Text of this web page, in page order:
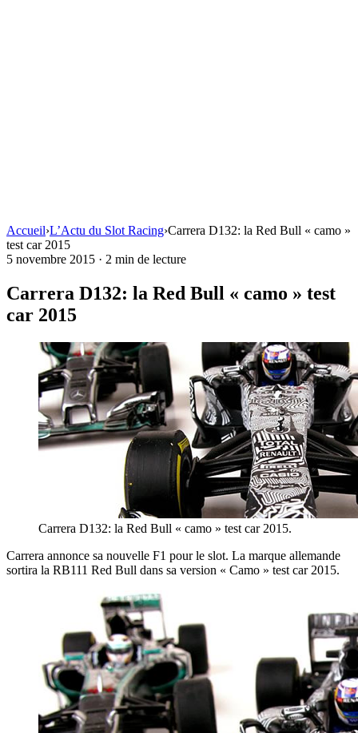
Accueil›L’Actu du Slot Racing›Carrera D132: la Red Bull « camo »
test car 2015
5 novembre 2015 · 2 min de lecture
Carrera D132: la Red Bull « camo » test
car 2015
Carrera D132: la Red Bull « camo » test car 2015.
Carrera annonce sa nouvelle F1 pour le slot. La marque allemande
sortira la RB111 Red Bull dans sa version « Camo » test car 2015.